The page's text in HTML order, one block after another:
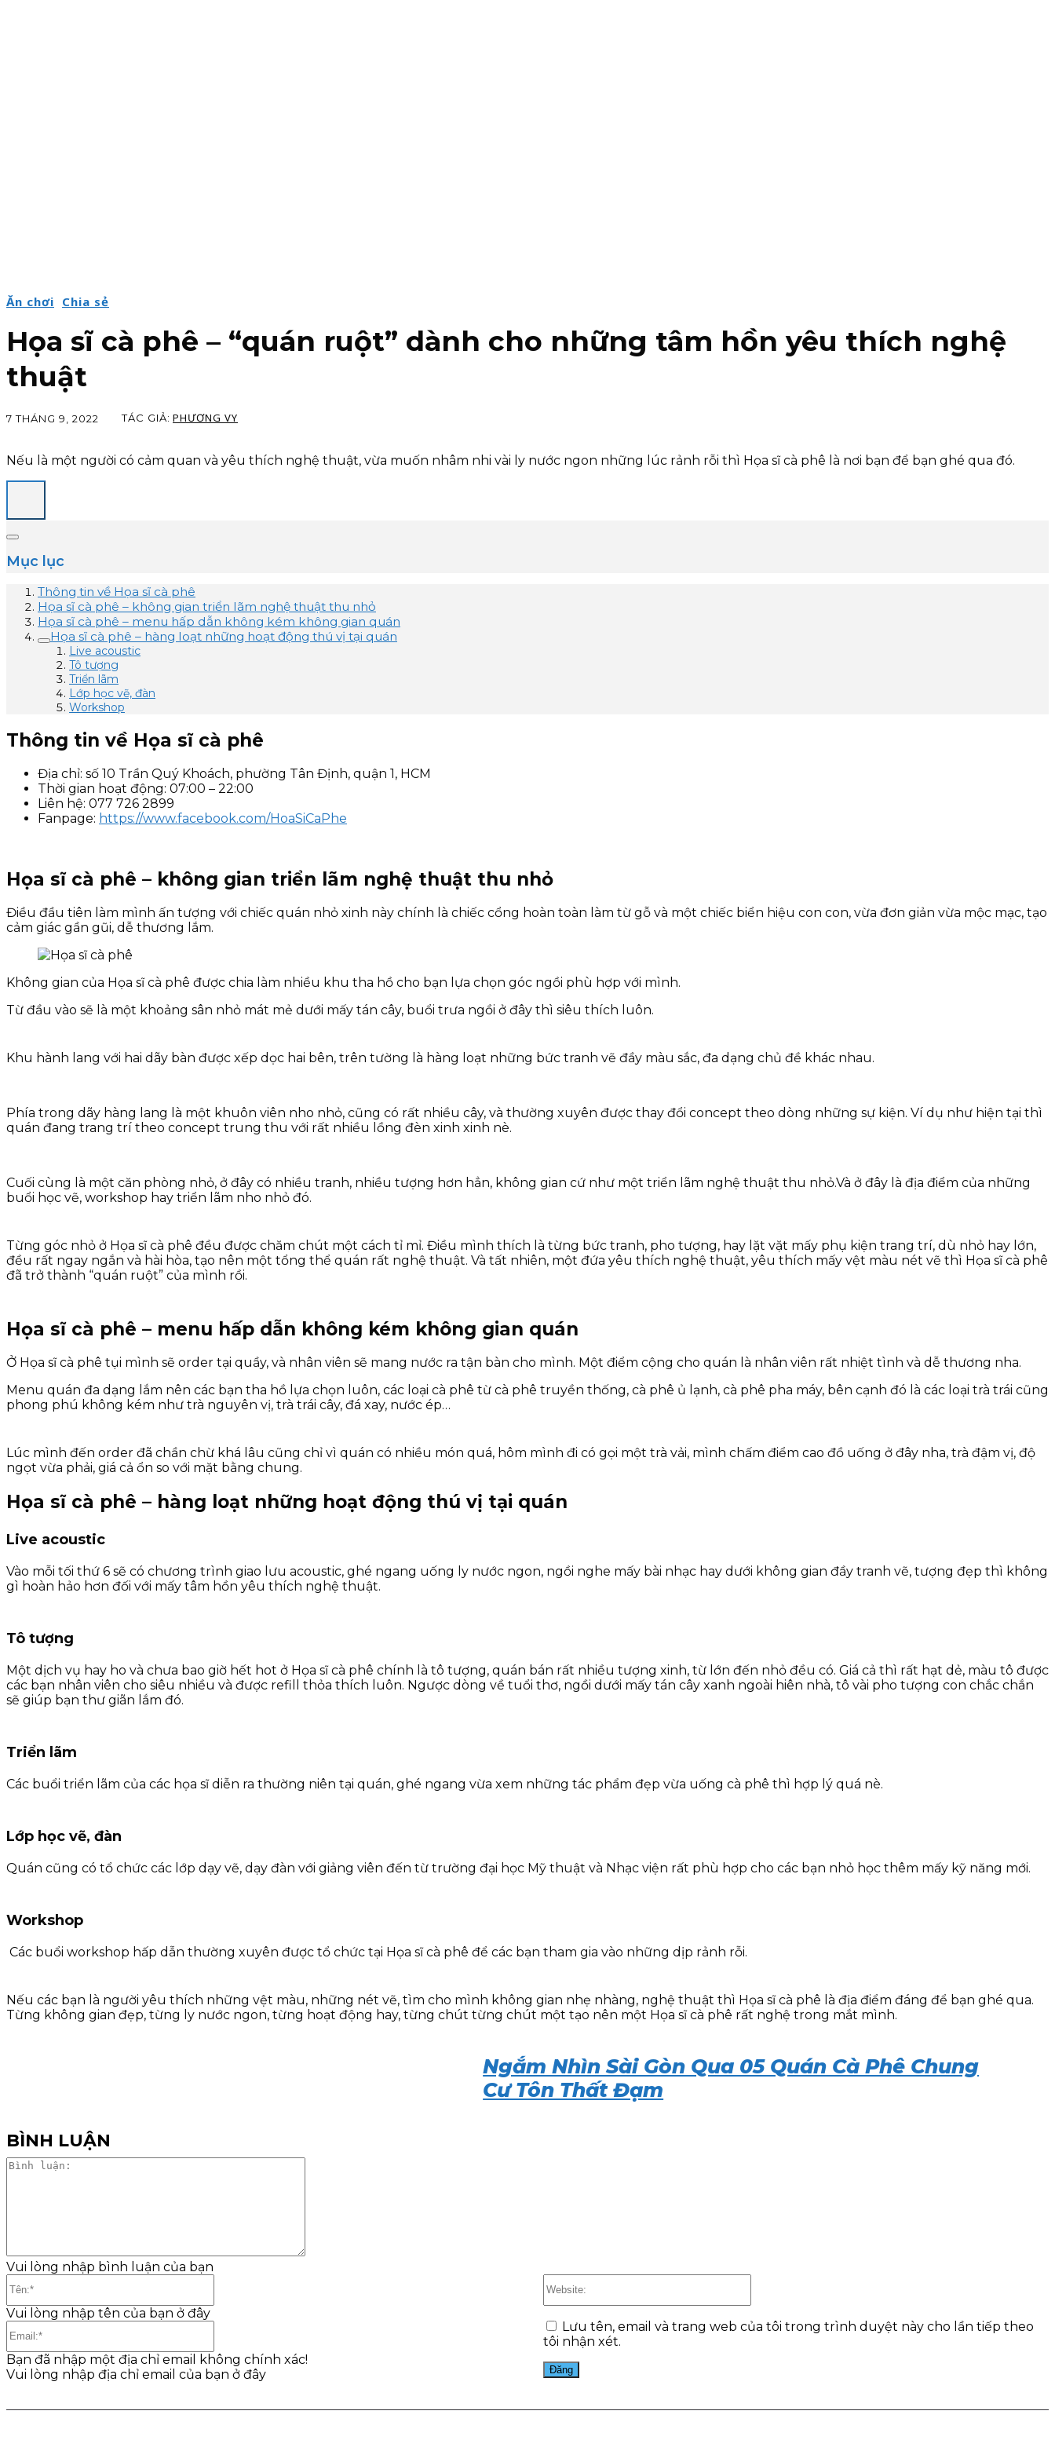
Ăn chơi Chia sẻ
Họa sĩ cà phê – “quán ruột” dành cho những tâm hồn yêu thích nghệ
thuật
7 THÁNG 9, 2022 TÁC GIẢ: PHƯƠNG VY
Nếu là một người có cảm quan và yêu thích nghệ thuật, vừa muốn nhâm nhi vài ly nước ngon những lúc rảnh rỗi thì Họa sĩ cà phê là nơi bạn để bạn ghé qua đó.
Mục lục
Thông tin về Họa sĩ cà phê
Họa sĩ cà phê – không gian triển lãm nghệ thuật thu nhỏ
Họa sĩ cà phê – menu hấp dẫn không kém không gian quán
Họa sĩ cà phê – hàng loạt những hoạt động thú vị tại quán
Live acoustic
Tô tượng
Triển lãm
Lớp học vẽ, đàn
Workshop
Thông tin về Họa sĩ cà phê
Địa chỉ: số 10 Trần Quý Khoách, phường Tân Định, quận 1, HCM
Thời gian hoạt động: 07:00 – 22:00
Liên hệ: 077 726 2899
Fanpage: https://www.facebook.com/HoaSiCaPhe
Họa sĩ cà phê – không gian triển lãm nghệ thuật thu nhỏ
Điều đầu tiên làm mình ấn tượng với chiếc quán nhỏ xinh này chính là chiếc cổng hoàn toàn làm từ gỗ và một chiếc biển hiệu con con, vừa đơn giản vừa mộc mạc, tạo
cảm giác gần gũi, dễ thương lắm.
Không gian của Họa sĩ cà phê được chia làm nhiều khu tha hồ cho bạn lựa chọn góc ngồi phù hợp với mình.
Từ đầu vào sẽ là một khoảng sân nhỏ mát mẻ dưới mấy tán cây, buổi trưa ngồi ở đây thì siêu thích luôn.
Khu hành lang với hai dãy bàn được xếp dọc hai bên, trên tường là hàng loạt những bức tranh vẽ đầy màu sắc, đa dạng chủ đề khác nhau.
Phía trong dãy hàng lang là một khuôn viên nho nhỏ, cũng có rất nhiều cây, và thường xuyên được thay đổi concept theo dòng những sự kiện. Ví dụ như hiện tại thì
quán đang trang trí theo concept trung thu với rất nhiều lồng đèn xinh xinh nè.
Cuối cùng là một căn phòng nhỏ, ở đây có nhiều tranh, nhiều tượng hơn hẳn, không gian cứ như một triển lãm nghệ thuật thu nhỏ.Và ở đây là địa điểm của những
buổi học vẽ, workshop hay triển lãm nho nhỏ đó.
Từng góc nhỏ ở Họa sĩ cà phê đều được chăm chút một cách tỉ mỉ. Điều mình thích là từng bức tranh, pho tượng, hay lặt vặt mấy phụ kiện trang trí, dù nhỏ hay lớn,
đều rất ngay ngắn và hài hòa, tạo nên một tổng thể quán rất nghệ thuật. Và tất nhiên, một đứa yêu thích nghệ thuật, yêu thích mấy vệt màu nét vẽ thì Họa sĩ cà phê
đã trở thành “quán ruột” của mình rồi.
Họa sĩ cà phê – menu hấp dẫn không kém không gian quán
Ở Họa sĩ cà phê tụi mình sẽ order tại quầy, và nhân viên sẽ mang nước ra tận bàn cho mình. Một điểm cộng cho quán là nhân viên rất nhiệt tình và dễ thương nha.
Menu quán đa dạng lắm nên các bạn tha hồ lựa chọn luôn, các loại cà phê từ cà phê truyền thống, cà phê ủ lạnh, cà phê pha máy, bên cạnh đó là các loại trà trái cũng
phong phú không kém như trà nguyên vị, trà trái cây, đá xay, nước ép…
Lúc mình đến order đã chần chừ khá lâu cũng chỉ vì quán có nhiều món quá, hôm mình đi có gọi một trà vải, mình chấm điểm cao đồ uống ở đây nha, trà đậm vị, độ
ngọt vừa phải, giá cả ổn so với mặt bằng chung.
Họa sĩ cà phê – hàng loạt những hoạt động thú vị tại quán
Live acoustic
Vào mỗi tối thứ 6 sẽ có chương trình giao lưu acoustic, ghé ngang uống ly nước ngon, ngồi nghe mấy bài nhạc hay dưới không gian đầy tranh vẽ, tượng đẹp thì không
gì hoàn hảo hơn đối với mấy tâm hồn yêu thích nghệ thuật.
Tô tượng
Một dịch vụ hay ho và chưa bao giờ hết hot ở Họa sĩ cà phê chính là tô tượng, quán bán rất nhiều tượng xinh, từ lớn đến nhỏ đều có. Giá cả thì rất hạt dẻ, màu tô được
các bạn nhân viên cho siêu nhiều và được refill thỏa thích luôn. Ngược dòng về tuổi thơ, ngồi dưới mấy tán cây xanh ngoài hiên nhà, tô vài pho tượng con chắc chắn
sẽ giúp bạn thư giãn lắm đó.
Triển lãm
Các buổi triển lãm của các họa sĩ diễn ra thường niên tại quán, ghé ngang vừa xem những tác phẩm đẹp vừa uống cà phê thì hợp lý quá nè.
Lớp học vẽ, đàn
Quán cũng có tổ chức các lớp dạy vẽ, dạy đàn với giảng viên đến từ trường đại học Mỹ thuật và Nhạc viện rất phù hợp cho các bạn nhỏ học thêm mấy kỹ năng mới.
Workshop
Các buổi workshop hấp dẫn thường xuyên được tổ chức tại Họa sĩ cà phê để các bạn tham gia vào những dịp rảnh rỗi.
Nếu các bạn là người yêu thích những vệt màu, những nét vẽ, tìm cho mình không gian nhẹ nhàng, nghệ thuật thì Họa sĩ cà phê là địa điểm đáng để bạn ghé qua.
Từng không gian đẹp, từng ly nước ngon, từng hoạt động hay, từng chút từng chút một tạo nên một Họa sĩ cà phê rất nghệ trong mắt mình.
Ngắm Nhìn Sài Gòn Qua 05 Quán Cà Phê Chung
Cư Tôn Thất Đạm
BÌNH LUẬN
Vui lòng nhập bình luận của bạn
Vui lòng nhập tên của bạn ở đây
Bạn đã nhập một địa chỉ email không chính xác!
Vui lòng nhập địa chỉ email của bạn ở đây
Lưu tên, email và trang web của tôi trong trình duyệt này cho lần tiếp theo
tôi nhận xét.